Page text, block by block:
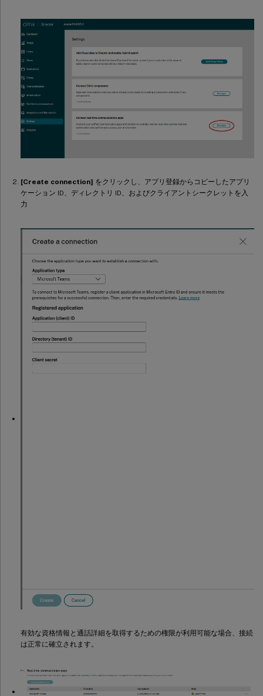
[Create connection] をクリックし、アプリ登録からコピーしたアプリ
ケーション ID、ディレクトリ ID、およびクライアントシークレットを入
力
有効な資格情報と通話詳細を取得するための権限が利用可能な場合、接続
は正常に確立されます。